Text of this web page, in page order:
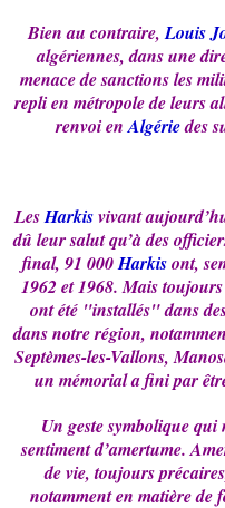
Bien au contraire,Louis
algériennes, dans une
menace de sanctions les
repli en métropole de leurs
renvoi enAlgériedes
LesHarkisvivant
dû leur salut qu’à des
final, 91 000Harkisont,
1962 et 1968. Mais
ont été "installés" dans
dans notre région,
Septèmes-les-Vallons,
un mémorial a fini par
Un geste symbolique qui
sentiment d’amertume.
de vie, toujours
notamment en matière de